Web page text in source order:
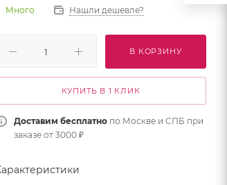
Много Нашли дешевле?
В КОРЗИНУ
КУПИТЬ В 1 КЛИК
Доставим бесплатно по Москве и СПБ при
заказе от 3000 ₽